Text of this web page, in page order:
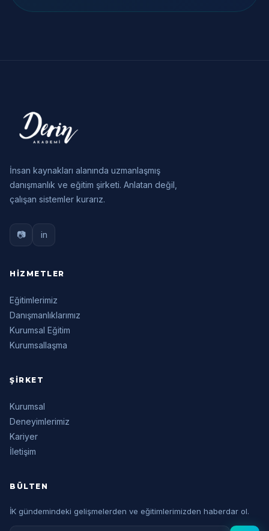
İnsan kaynakları alanında uzmanlaşmış
danışmanlık ve eğitim şirketi. Anlatan değil,
çalışan sistemler kurarız.
📷 in
HIZMETLER
Eğitimlerimiz
Danışmanlıklarımız
Kurumsal Eğitim
Kurumsallaşma
ŞIRKET
Kurumsal
Deneyimlerimiz
Kariyer
İletişim
BÜLTEN
İK gündemindeki gelişmelerden ve eğitimlerimizden haberdar ol.